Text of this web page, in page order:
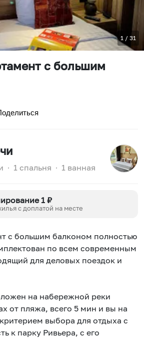
1 / 31
с большим
∙ 1 спальня ∙ 1 ванная
1 ₽
с доплатой на месте
с большим балконом полностью
по всем современным
для деловых поездок и
на набережной реки
от пляжа, всего 5 мин и вы на
выбора для отдыха с
к парку Ривьера, с его